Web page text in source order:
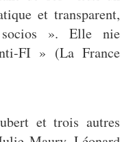
et transparent,
». Elle nie
FI » (La France
et trois autres